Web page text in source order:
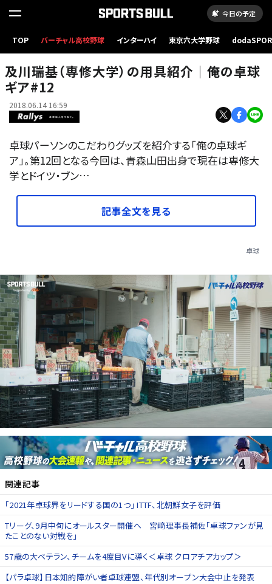
今日の予定
TOP バーチャル高校野球 インターハイ 東京六大学野球
及川ギア
及川瑞基（専修大学）の用具紹介｜俺の卓球
ギア#12
2018.06.14 16:59
卓球パーソンのこだわりグッズを紹介する「俺の卓球ギ
ア」。第12回となる今回は、青森山田出身で現在は専修大
学とドイツ・ブン…
記事全文を見る
卓球
関連記事
「2021年卓球界をリードする国の1つ」 ITTF、北朝鮮女子を評価
Tリーグ、9月中旬にオールスター開催へ 宮﨑理事長補佐「卓球ファンが見
たことのない対戦を」
57歳の大ベテラン、チームを4度目Vに導く＜卓球 クロアチアカップ＞
【パラ卓球】日本知的障がい者卓球連盟、年代別オープン大会中止を発表